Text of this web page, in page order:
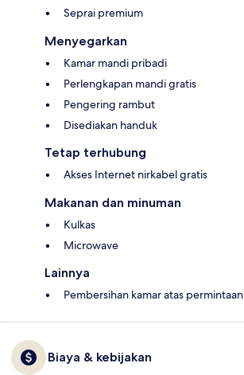
Seprai premium
Menyegarkan
Kamar mandi pribadi
Perlengkapan mandi gratis
Pengering rambut
Disediakan handuk
Tetap terhubung
Akses Internet nirkabel gratis
Makanan dan minuman
Kulkas
Microwave
Lainnya
Pembersihan kamar atas permintaan
Biaya & kebijakan